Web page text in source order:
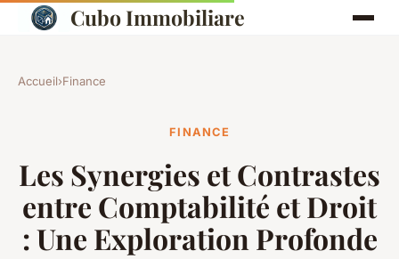
Cubo Immobiliare
Accueil›Finance
FINANCE
Les Synergies et Contrastes
entre Comptabilité et Droit
: Une Exploration Profonde